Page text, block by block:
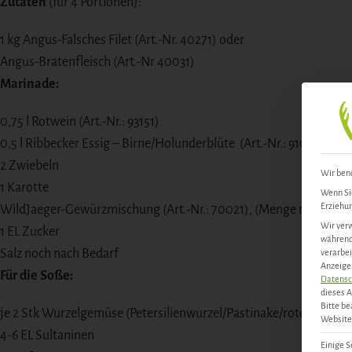
1 kg Angus-Falsches Filet (Art.-Nr. 40271) oder
Angus-Bratenfleisch (Art.-Nr 40031)
Marinade:
0,75 l Rotwein (Art.-Nr.: 93151)
0,5 l Ribbecker Essig – Birne/Holunderblüte (Art.-Nr.: 91071)
2 Zwiebeln
1 Karotte
WildJaeger-Gewürzmischung (Art.-Nr.: 70021), (Menge nach
1 EL Zucker
Salz noch nach Bedarf
Für die Soße:
je 2 Stk Wurzelgemüse (Petersilienwurzel/Pastinake/rote Beete)
4-6 EL Sultaninen
Wir
Wenn
Wir
dieses
Bitte
Einige